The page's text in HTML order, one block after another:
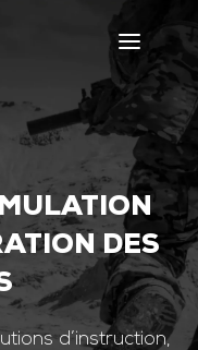
DES
d’instruction,